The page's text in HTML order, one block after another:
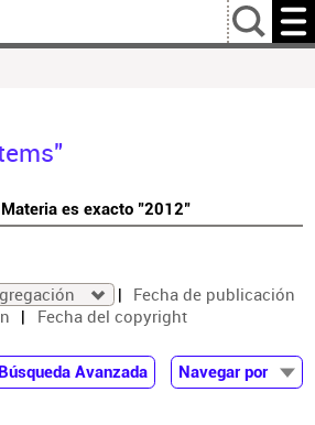
…
Materia es exacto "2012"
Fecha de publicación
Fecha del copyright
Búsqueda Avanzada
Navegar por